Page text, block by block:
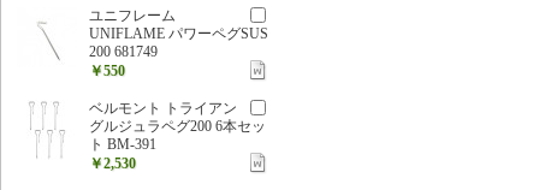
ユニフレーム
UNIFLAME パワーペグSUS
200 681749
￥550
ベルモント トライアン
グルジュラペグ200 6本セッ
ト BM-391
￥2,530